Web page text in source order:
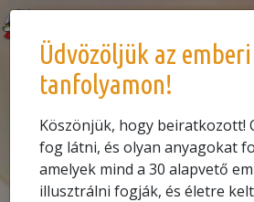
E-TANFOLYAM
Üdvözöljük az
tanfolyamon!
Köszönjük, hogy beiratkozott!
fog látni, és olyan anyagokat
amelyek mind a 30 alapvető
illusztrálni fogják, és életre
0.1NÉZZE MEG EZT
Az emberi jogok